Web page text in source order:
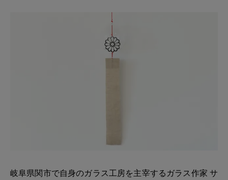
岐阜県関市で自身のガラス工房を主宰するガラス作家 サ